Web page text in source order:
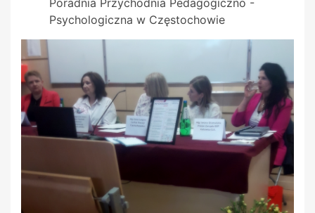
Poradnia Przychodnia Pedagogiczno -
Psychologiczna w Częstochowie